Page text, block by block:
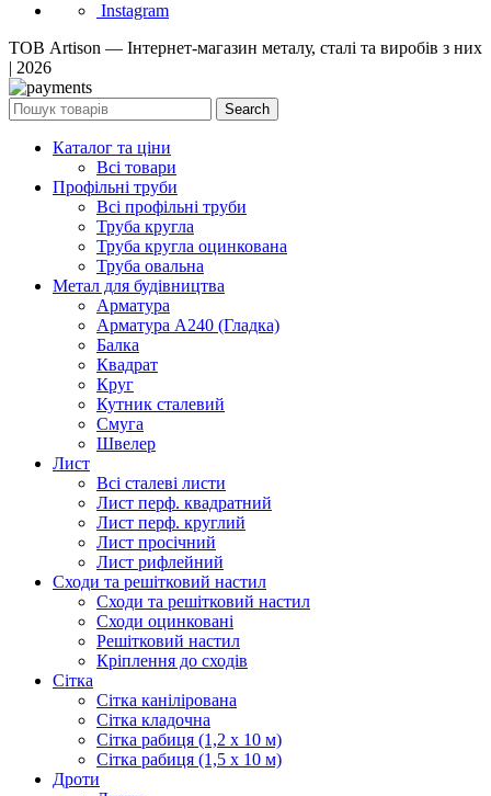
Instagram
ТОВ Artison — Інтернет-магазин металу, сталі та виробів з них
| 2026
Search
Каталог та ціни
Всі товари
Профільні труби
Всі профільні труби
Труба кругла
Труба кругла оцинкована
Труба овальна
Метал для будівництва
Арматура
Арматура А240 (Гладка)
Балка
Квадрат
Круг
Кутник сталевий
Смуга
Швелер
Лист
Всі сталеві листи
Лист перф. квадратний
Лист перф. круглий
Лист просічний
Лист рифлейний
Сходи та решітковий настил
Сходи та решітковий настил
Сходи оцинковані
Решітковий настил
Кріплення до сходів
Сітка
Сітка канілірована
Сітка кладочна
Сітка рабиця (1,2 x 10 м)
Сітка рабиця (1,5 x 10 м)
Дроти